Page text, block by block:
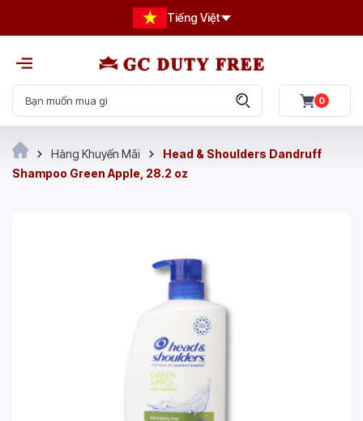
Tiếng Việt
0
Hàng Khuyến Mãi
Head & Shoulders Dandruff
Shampoo Green Apple, 28.2 oz